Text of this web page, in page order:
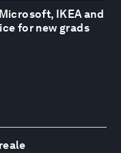
IKEA and
for new grads